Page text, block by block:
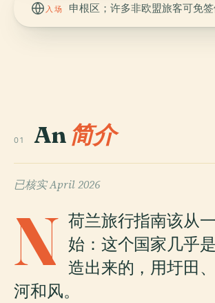
入场 申根区；许多非欧盟旅客可免
01 An 简介
已核实April 2026
N 荷兰旅行指南该从
始：这个国家几乎
造出来的，用圩田
河和风。